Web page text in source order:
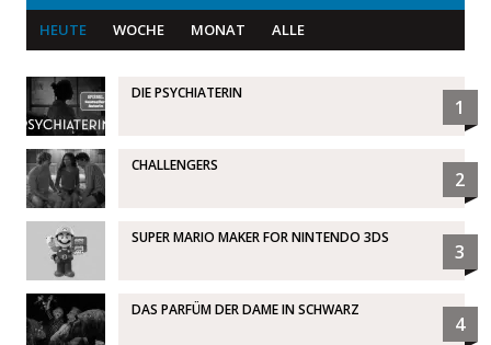
HEUTE WOCHE MONAT ALLE
DIE PSYCHIATERIN
1
CHALLENGERS
2
SUPER MARIO MAKER FOR NINTENDO 3DS
3
DAS PARFÜM DER DAME IN SCHWARZ
4